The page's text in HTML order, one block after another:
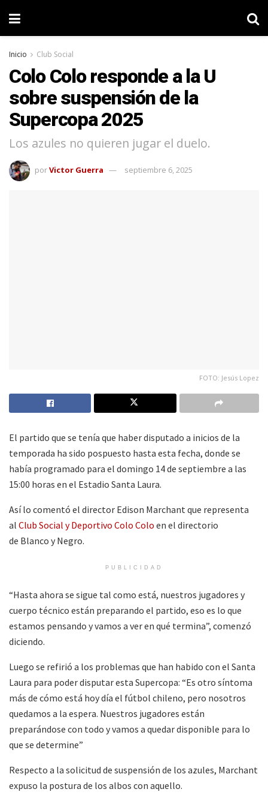
Inicio Club Social
Colo Colo responde a la U
sobre suspensión de la
Supercopa 2025
Los azules no quieren jugar el duelo.
porVictor Guerra septiembre 6, 2025
FOTO: Jesús Lopez
El partido que se tenía que haber disputado a inicios de la
temporada ha sido pospuesto hasta esta fecha, donde se
había programado para el domingo 14 de septiembre a las
15:00 horas en el Estadio Santa Laura.
Así lo comentó el director Edison Marchant que representa
al Club Social y Deportivo Colo Colo en el directorio
de Blanco y Negro.
PUBLICIDAD
“Hasta ahora se sigue tal como está, nuestros jugadores y
cuerpo técnico están preparando el partido, eso es lo que
estamos pensando y vamos a ver en qué termina”, comenzó
diciendo.
Luego se refirió a los problemas que han habido con el Santa
Laura para poder disputar esta Supercopa: “Es otro síntoma
más de cómo está hoy día el fútbol chileno, pero nosotros
quedamos a la espera. Nuestros jugadores están
preparándose con todo y vamos a quedar disponible para lo
que se determine”
Respecto a la solicitud de suspensión de los azules, Marchant
expuso la postura de los albos con aquello.